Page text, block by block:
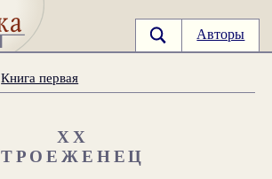
Авторы
Книга первая
XX
ТРОЕЖЕНЕЦ